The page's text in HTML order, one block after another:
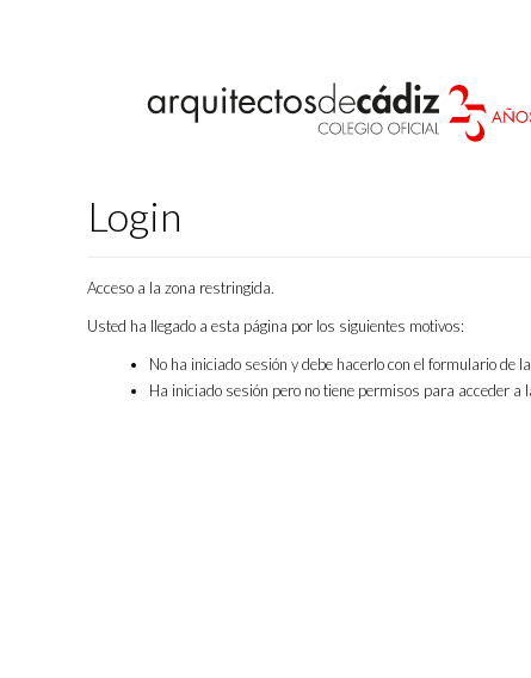
Login
Acceso a la zona restringida.
Usted ha llegado a esta página por los siguientes motivos:
No ha iniciado sesión y debe hacerlo con el formulario de
Ha iniciado sesión pero no tiene permisos para acceder